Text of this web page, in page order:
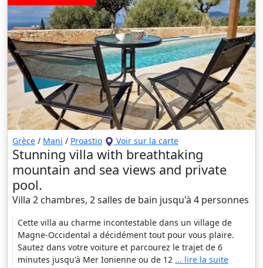
Grèce / Mani / Proastio Voir sur la carte
Stunning villa with breathtaking
mountain and sea views and private
pool.
Villa 2 chambres, 2 salles de bain jusqu'à 4 personnes
Cette villa au charme incontestable dans un village de
Magne-Occidental a décidément tout pour vous plaire.
Sautez dans votre voiture et parcourez le trajet de 6
minutes jusqu'à Mer Ionienne ou de 12 ... lire la suite